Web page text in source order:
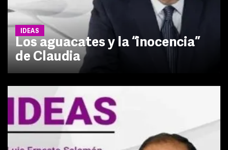
IDEAS
Los aguacates y la “inocencia”
de Claudia